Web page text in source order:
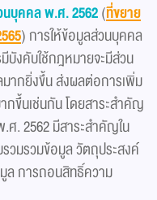
บุคคล พ.ศ. 2562(ที่ขยาย
) การให้ข้อมูลส่วนบุคคล
บังคับใช้กฎหมายจะมีส่วน
ากยิ่งขึ้น ส่งผลต่อการเพิ่ม
กขึ้นเช่นกัน โดยสาระสำคัญ
. 2562 มีสาระสำคัญใน
วมรวมข้อมูล วัตถุประสงค์
ล การถอนสิทธิ์ความ